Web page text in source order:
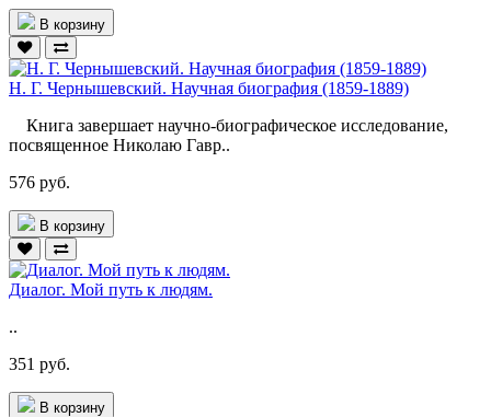
В корзину
Н. Г. Чернышевский. Научная биография (1859-1889)
Книга завершает научно-биографическое исследование,
посвященное Николаю Гавр..
576 руб.
В корзину
Диалог. Мой путь к людям.
..
351 руб.
В корзину